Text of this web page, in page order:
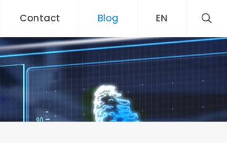
Contact Blog EN